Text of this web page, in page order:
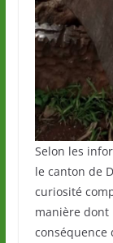
Selon les
le canton de
curiosité
manière dont
conséquence